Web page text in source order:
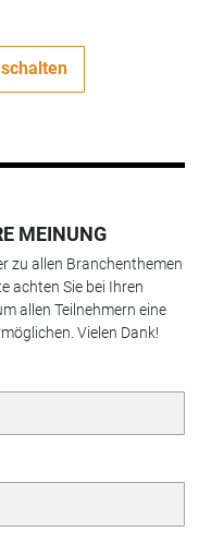
MEINUNG
zu allen Branchenthemen
achten Sie bei Ihren
allen Teilnehmern eine
Vielen Dank!